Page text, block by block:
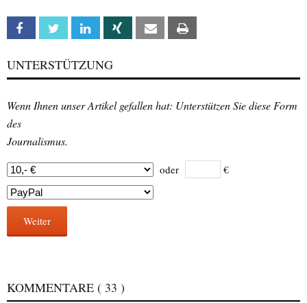
Facebook Twitter Linkedin Xing Email
UNTERSTÜTZUNG
Wenn Ihnen unser Artikel gefallen hat: Unterstützen Sie diese Form
des
Journalismus.
oder €
Weiter
KOMMENTARE ( 33 )